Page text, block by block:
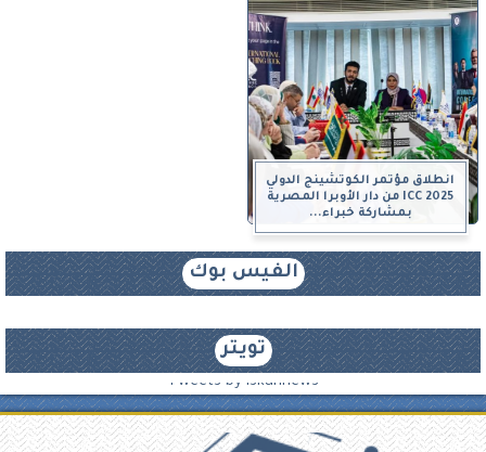
انطلاق مؤتمر الكوتشينج الدولي
ICC 2025 من دار الأوبرا المصرية
بمشاركة خبراء...
الفيس بوك
تويتر
Tweets by iskannews